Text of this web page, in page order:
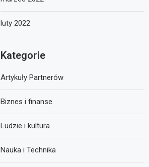
luty 2022
Kategorie
Artykuły Partnerów
Biznes i finanse
Ludzie i kultura
Nauka i Technika